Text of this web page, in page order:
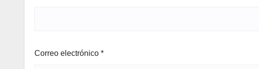
Correo electrónico *